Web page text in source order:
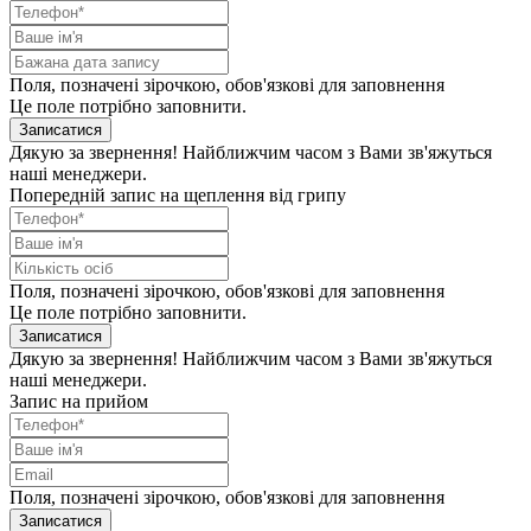
Поля, позначені зірочкою, обов'язкові для заповнення
Це поле потрібно заповнити.
Записатися
Дякую за звернення! Найближчим часом з Вами зв'яжуться
наші менеджери.
Попередній запис на щеплення від грипу
Поля, позначені зірочкою, обов'язкові для заповнення
Це поле потрібно заповнити.
Записатися
Дякую за звернення! Найближчим часом з Вами зв'яжуться
наші менеджери.
Запис на прийом
Поля, позначені зірочкою, обов'язкові для заповнення
Записатися